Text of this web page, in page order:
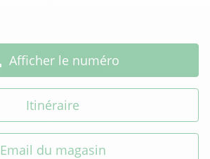
Afficher le numéro
Itinéraire
Email du magasin